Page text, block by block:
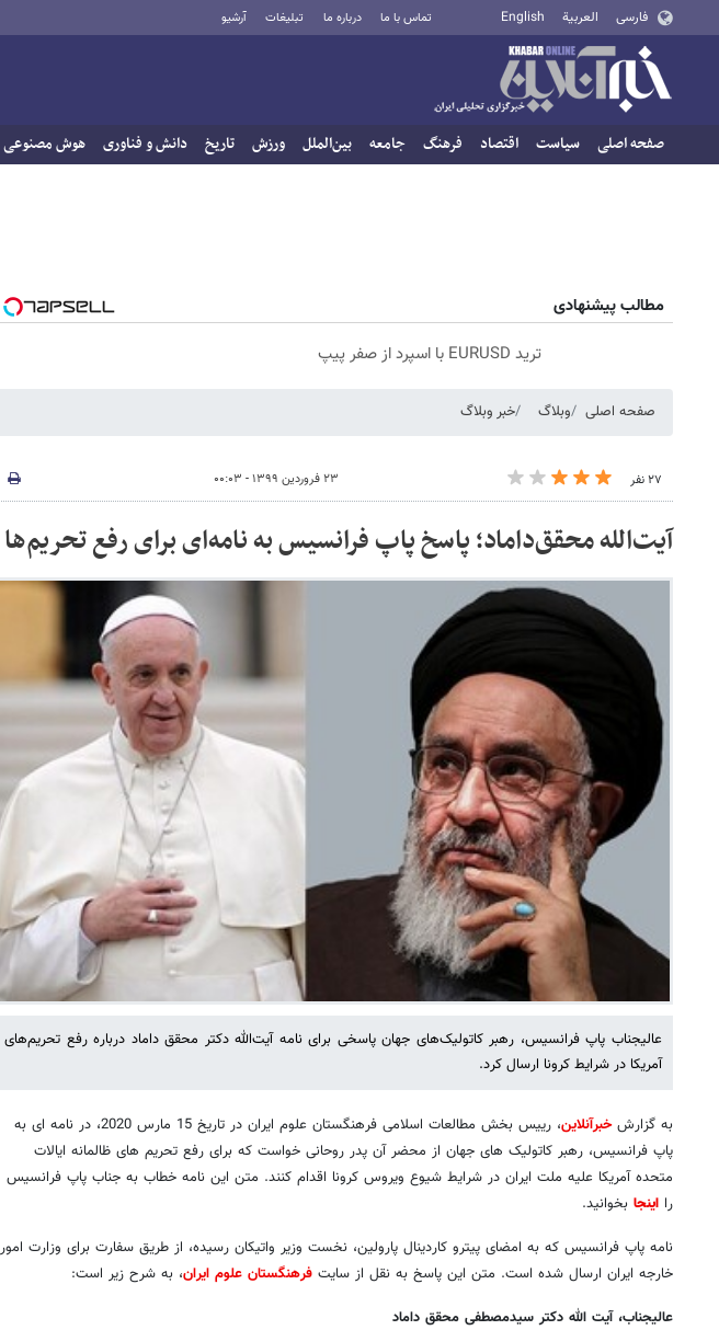
فارسی العربية English تماس با ما درباره ما تبلیغات آرشیو
صفحه اصلی سیاست اقتصاد فرهنگ جامعه بین‌الملل ورزش تاریخ دانش و فناوری هوش مصنوعی
مطالب پیشنهادی
ترید EURUSD با اسپرد از صفر پیپ
صفحه اصلی وبلاگ خبر وبلاگ
۲۷ نفر ۲۳ فروردین ۱۳۹۹ - ۰۰:۰۳
آیت‌الله محقق‌داماد؛ پاسخ پاپ فرانسیس به نامه‌ای برای رفع تحریم‌ها
عالیجناب پاپ فرانسیس، رهبر کاتولیک‌های جهان پاسخی برای نامه آیت‌الله دکتر محقق داماد درباره رفع تحریم‌های
آمریکا در شرایط کرونا ارسال کرد.
به گزارشخبرآنلاین، رییس بخش مطالعات اسلامی فرهنگستان علوم ایران در تاریخ 15 مارس 2020، در نامه ای به
پاپ فرانسیس، رهبر کاتولیک های جهان از محضر آن پدر روحانی خواست که برای رفع تحریم های ظالمانه ایالات
متحده آمریکا علیه ملت ایران در شرایط شیوع ویروس کرونا اقدام کنند. متن این نامه خطاب به جناب پاپ فرانسیس
را اینجا بخوانید.
نامه پاپ فرانسیس که به امضای پیترو کاردینال پارولین، نخست وزیر واتیکان رسیده، از طریق سفارت برای وزارت امور
خارجه ایران ارسال شده است. متن این پاسخ به نقل از سایت فرهنگستان علوم ایران، به شرح زیر است:
عالیجناب، آیت الله دکتر سیدمصطفی محقق داماد